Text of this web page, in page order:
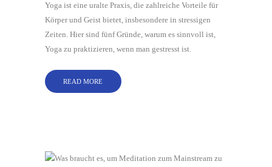
Yoga ist eine uralte Praxis, die zahlreiche Vorteile für
Körper und Geist bietet, insbesondere in stressigen
Zeiten. Hier sind fünf Gründe, warum es sinnvoll ist,
Yoga zu praktizieren, wenn man gestresst ist.
READ MORE